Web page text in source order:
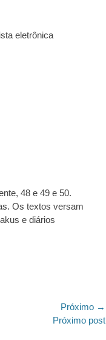
eletrônica
48 e 49 e 50.
Os textos versam
e diários
Próximo →
Próximo post